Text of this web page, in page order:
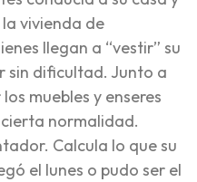
vivienda de
llegan a “vestir” su
sin dificultad. Junto a
muebles y enseres
normalidad.
Calcula lo que su
el lunes o pudo ser el